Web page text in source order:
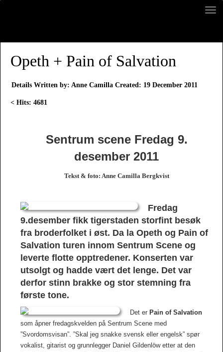
Opeth + Pain of Salvation
Details Written by: Anne Camilla Created: 19 December 2011
Hits: 4681
Sentrum scene Fredag 9.
desember 2011
Tekst & foto: Anne Camilla Bergkvist
Fredag
9.desember fikk tigerstaden storfint besøk
fra broderfolket i øst. Da la Opeth og Pain of
Salvation turen innom Sentrum Scene og
leverte flotte opptredener. Konserten var
utsolgt og hadde vært det lenge. Det var
derfor stinn brakke og stor stemning fra
første tone.
Det er Pain of Salvation
som åpner fredagskvelden på Sentrum Scene med
”Svordomsvisan”. ”Skal jeg snakke svensk eller engelsk” spør
vokalist, gitarist og grunnlegger Daniel Gildenlöw etter at den